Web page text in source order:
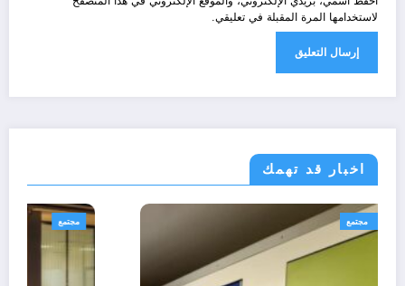
لاستخدامها المرة المقبلة في تعليقي.
اخبار قد تهمك
رياضة طب صحة ونصائح